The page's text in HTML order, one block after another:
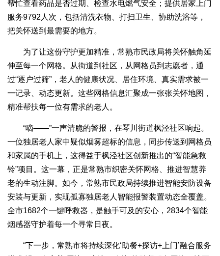
帮忙查看药品是否过期、检查水电燃气安全；提供居家上门
服务9792人次，包括清洗衣物、打扫卫生、协助洗浴等，
把关怀送到最需要的地方。
为了让这份守护更加精准，常熟市民政局将关怀触角延
伸至每一个网格。从街道到社区，从网格员到志愿者，通
过“逐户过筛”，老人的健康状况、居住环境、真实需求被一
一记录、动态更新。这些网格信息汇聚成一张张关怀地图，
精准帮扶每一位有需求的老人。
“嘀——”一声清脆的警报，在琴川街道枫泾社区响起。
一位独居老人家中疑似烟雾超标的信息，同步传送到网格员
和家属的手机上，这得益于枫泾社区创新推出的“智能急救
铃”项目。这一幕，正是常熟市织密关怀网格、推进智慧养
老的生动注脚。如今，常熟市民政局持续推进智能安防设备
安装与更新，实现孤寡独居老人智能报警装置动态全覆盖。
全市1682个一键呼救器，是触手可及的安心，2834个智能
烟感器守护着每一个寻常日夜。
“下一步，常熟市将持续深化‘助餐+探访+上门’融合服务